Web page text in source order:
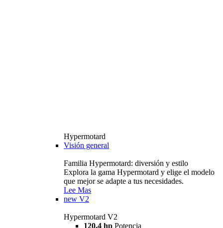
Hypermotard
Visión general
Familia Hypermotard: diversión y estilo
Explora la gama Hypermotard y elige el modelo
que mejor se adapte a tus necesidades.
Lee Mas
new V2
Hypermotard V2
120,4 hp Potencia